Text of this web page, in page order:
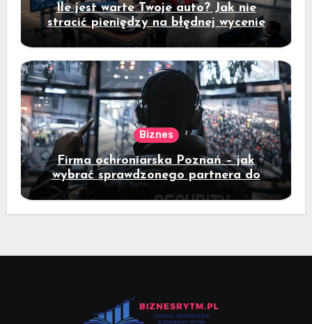
Ile jest warte Twoje auto? Jak nie
stracić pieniędzy na błędnej wycenie
Biznes
Firma ochroniarska Poznań – jak
wybrać sprawdzonego partnera do
ochrony mienia?